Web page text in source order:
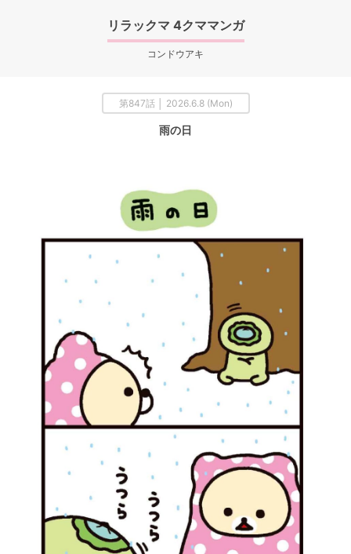
リラックマ 4クママンガ
コンドウアキ
第847話 │ 2026.6.8 (Mon)
雨の日